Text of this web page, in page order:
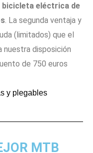
bicicleta eléctrica de
. La segunda ventaja y
(limitados) que el
nuestra disposición
de 750 euros
MTB